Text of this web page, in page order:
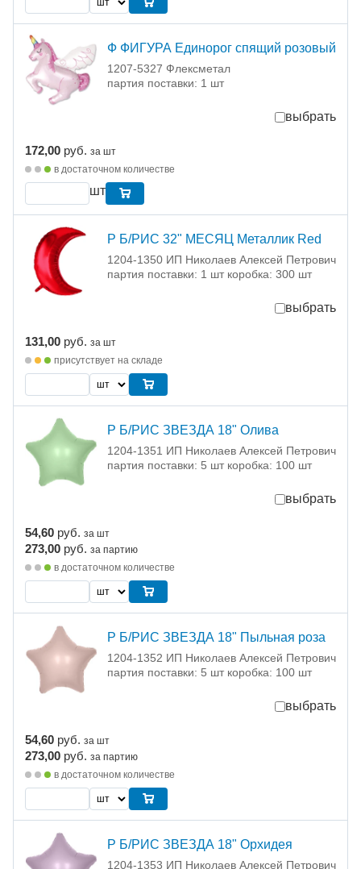
Ф ФИГУРА Единорог спящий розовый
1207-5327 Флексметал
партия поставки: 1 шт
выбрать
172,00 руб. за шт
в достаточном количестве
шт
Р Б/РИС 32" МЕСЯЦ Металлик Red
1204-1350 ИП Николаев Алексей Петрович
партия поставки: 1 шт коробка: 300 шт
выбрать
131,00 руб. за шт
присутствует на складе
Р Б/РИС ЗВЕЗДА 18" Олива
1204-1351 ИП Николаев Алексей Петрович
партия поставки: 5 шт коробка: 100 шт
выбрать
54,60 руб. за шт
273,00 руб. за партию
в достаточном количестве
Р Б/РИС ЗВЕЗДА 18" Пыльная роза
1204-1352 ИП Николаев Алексей Петрович
партия поставки: 5 шт коробка: 100 шт
выбрать
54,60 руб. за шт
273,00 руб. за партию
в достаточном количестве
Р Б/РИС ЗВЕЗДА 18" Орхидея
1204-1353 ИП Николаев Алексей Петрович